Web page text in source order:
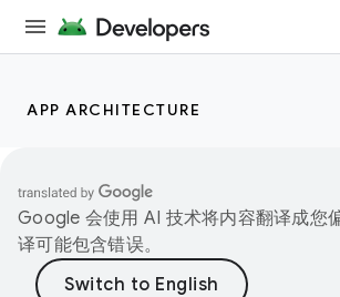
APP ARCHITECTURE
Google 会使用 AI 技术将内容翻译成您
译可能包含错误。